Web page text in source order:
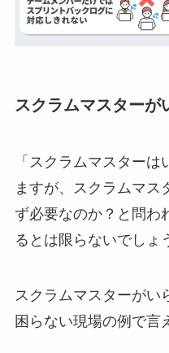
スクラムマスターが
「スクラムマスター
ますが、スクラムマス
ず必要なのか？と問わ
るとは限らないでしょ
スクラムマスターがい
困らない現場の例で言